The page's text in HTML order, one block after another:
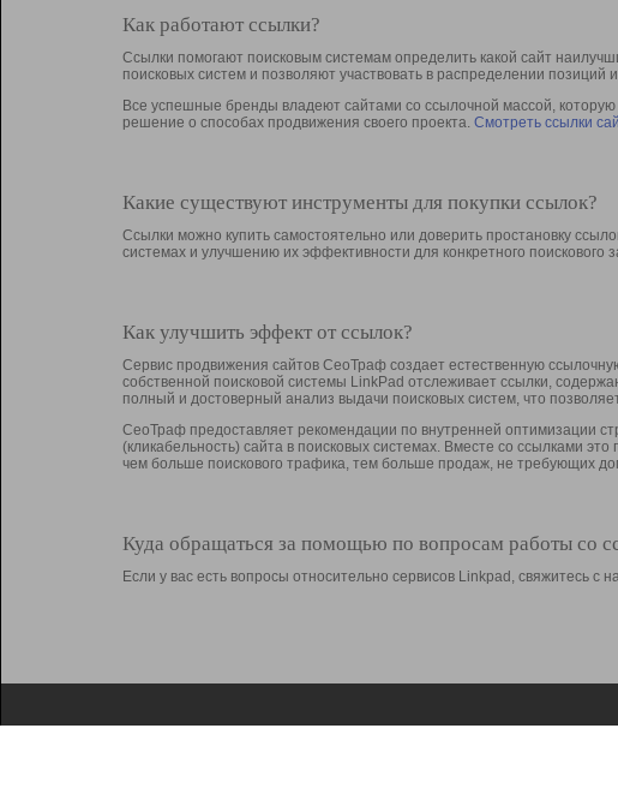
Как работают ссылки?
Ссылки помогают поисковым системам определить какой сайт
поисковых систем и позволяют участвовать в раcпределении позиций
Все успешные бренды владеют сайтами со ссылочной массой,
решение о способах продвижения своего проекта. Смотреть ссылки
Какие существуют инструменты для покупки ссылок?
Ссылки можно купить самостоятельно или доверить простановку
системах и улучшению их эффективности для конкретного поискового
Как улучшить эффект от ссылок?
Сервис продвижения сайтов СеоТраф создает естественную
собственной поисковой системы LinkPad отслеживает ссылки,
полный и достоверный анализ выдачи поисковых систем, что
СеоТраф предоставляет рекомендации по внутренней оптимизации
(кликабельность) сайта в поисковых системах. Вместе со ссылками
чем больше поискового трафика, тем больше продаж, не требующих
Куда обращаться за помощью по вопросам работы со
Если у вас есть вопросы относительно сервисов Linkpad, свяжитесь